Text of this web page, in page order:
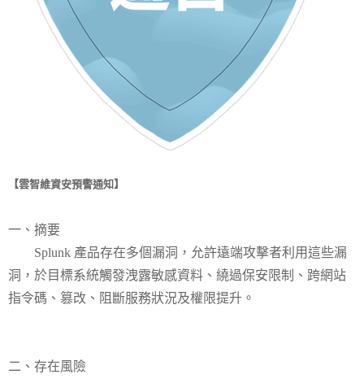
【雲智維資安預警通知】
一、摘要
Splunk 產品存在多個漏洞，允許遠端攻擊者利用這些漏
洞，於目標系統觸發洩露敏感資料、繞過保安限制、跨網站
指令碼、篡改、阻斷服務狀況及權限提升。
二、存在風險